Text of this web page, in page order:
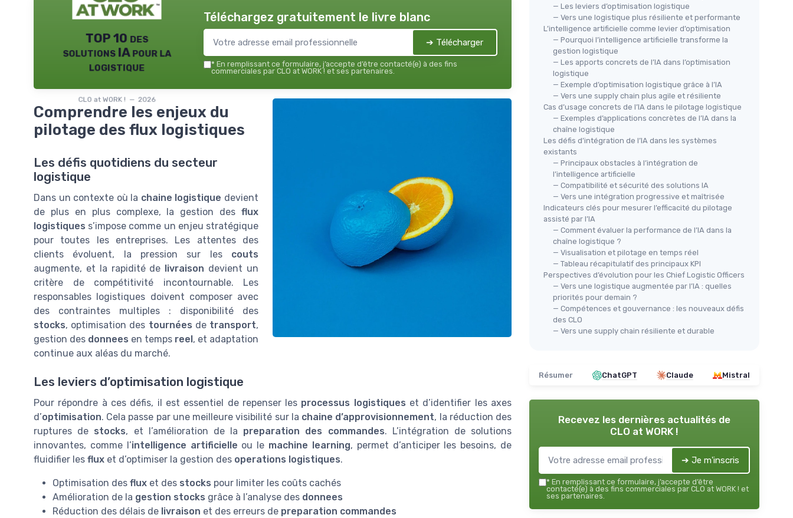
TOP 10 des
solutions IA pour la
logistique
CLO at WORK ! — 2026
Téléchargez gratuitement le livre blanc
➔ Télécharger
* En remplissant ce formulaire, j’accepte d’être contacté(e) à des fins
commerciales par CLO at WORK ! et ses partenaires.
Comprendre les enjeux du
pilotage des flux logistiques
Les défis quotidiens du secteur
logistique
Dans un contexte où la chaine logistique devient
de plus en plus complexe, la gestion des flux
logistiques s’impose comme un enjeu stratégique
pour toutes les entreprises. Les attentes des
clients évoluent, la pression sur les couts
augmente, et la rapidité de livraison devient un
critère de compétitivité incontournable. Les
responsables logistiques doivent composer avec
des contraintes multiples : disponibilité des
stocks, optimisation des tournées de transport,
gestion des donnees en temps reel, et adaptation
continue aux aléas du marché.
Les leviers d’optimisation logistique
Pour répondre à ces défis, il est essentiel de repenser les processus logistiques et d’identifier les axes
d’optimisation. Cela passe par une meilleure visibilité sur la chaine d’approvisionnement, la réduction des
ruptures de stocks, et l’amélioration de la preparation des commandes. L’intégration de solutions
innovantes, comme l’intelligence artificielle ou le machine learning, permet d’anticiper les besoins, de
fluidifier les flux et d’optimiser la gestion des operations logistiques.
Optimisation des flux et des stocks pour limiter les coûts cachés
Amélioration de la gestion stocks grâce à l’analyse des donnees
Réduction des délais de livraison et des erreurs de preparation commandes
— Les leviers d’optimisation logistique
— Vers une logistique plus résiliente et performante
L’intelligence artificielle comme levier d’optimisation
— Pourquoi l’intelligence artificielle transforme la
gestion logistique
— Les apports concrets de l’IA dans l’optimisation
logistique
— Exemple d’optimisation logistique grâce à l’IA
— Vers une supply chain plus agile et résiliente
Cas d’usage concrets de l’IA dans le pilotage logistique
— Exemples d’applications concrètes de l’IA dans la
chaîne logistique
Les défis d’intégration de l’IA dans les systèmes
existants
— Principaux obstacles à l’intégration de
l’intelligence artificielle
— Compatibilité et sécurité des solutions IA
— Vers une intégration progressive et maîtrisée
Indicateurs clés pour mesurer l’efficacité du pilotage
assisté par l’IA
— Comment évaluer la performance de l’IA dans la
chaîne logistique ?
— Visualisation et pilotage en temps réel
— Tableau récapitulatif des principaux KPI
Perspectives d’évolution pour les Chief Logistic Officers
— Vers une logistique augmentée par l’IA : quelles
priorités pour demain ?
— Compétences et gouvernance : les nouveaux défis
des CLO
— Vers une supply chain résiliente et durable
Résumer ChatGPT Claude Mistral
Recevez les dernières actualités de
CLO at WORK !
➔ Je m'inscris
* En remplissant ce formulaire, j’accepte d’être
contacté(e) à des fins commerciales par CLO at WORK ! et
ses partenaires.